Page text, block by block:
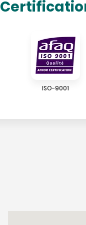
ISO-9001